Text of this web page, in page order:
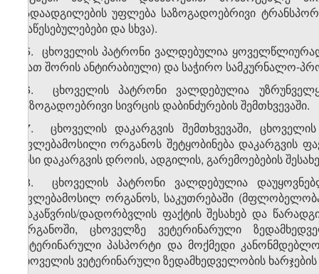
გადაადგილების უფლება საზოგადოებრივი
დაწესებულებები და სხვა).
15. ცხოველის პატრონი ვალდებულია
(მათ შორის ანტირაბიული) და საჭირო სამკურნალო-
16. ცხოველის პატრონი ვალდებულია
საზოგადოებრივი სივრცის დაბინძურების შემთხვევაში.
17. ცხოველის დაკარგვის შემთხვევაში,
უფლებამოსილი ორგანოს შეტყობინება დაკარგვის
მისი დაკარგვის დროის, ადგილის, გარემოებების
18. ცხოველის პატრონი ვალდებულია
უფლებამოსილ ორგანოს, საკუთრებაში
დაკაწვრის/დადორბვლის ფაქტის შესახებ და
ორგანოში, ცხოველზე ვეტერინარული
ვეტერინარული პასპორტი და მოქმედი
ცხოველის ვეტერინარული ზედამხედველობის